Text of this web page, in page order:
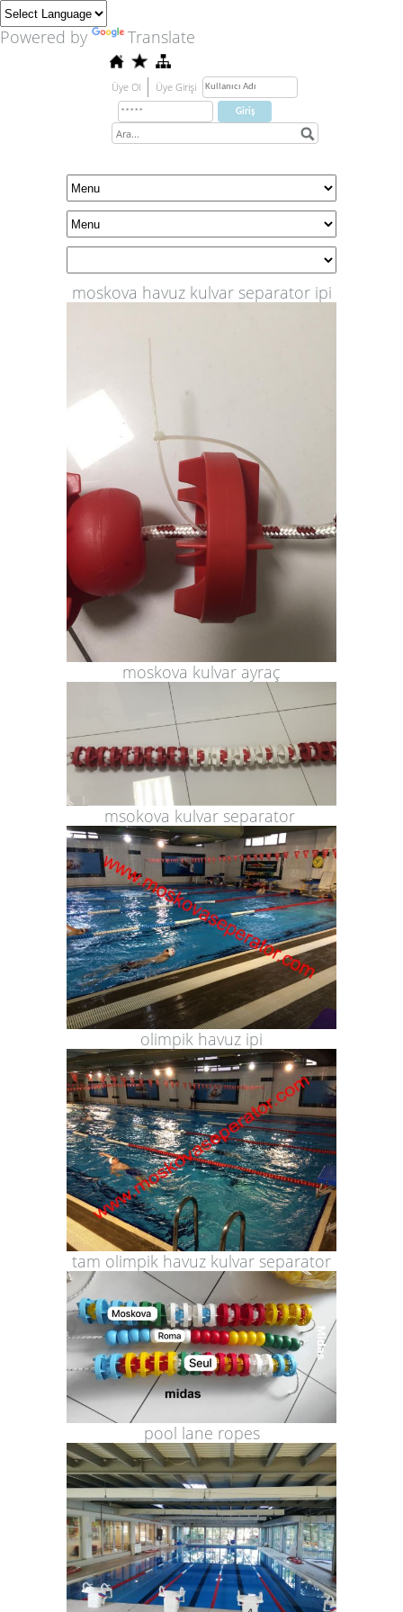
Powered by Translate
Üye Ol Üye Girişi
moskova havuz kulvar separator ipi
moskova kulvar ayraç
msokova kulvar separator
olimpik havuz ipi
tam olimpik havuz kulvar separator
pool lane ropes